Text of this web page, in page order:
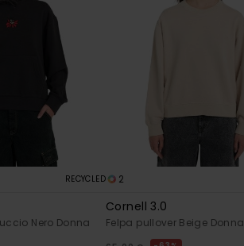
RECYCLED
Nero Donna
2
Cornell 3.0
Felpa pullover Beige Donna